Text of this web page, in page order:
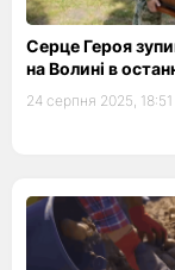
Серце Героя
на Волині в
24 серпня 2025, 18:51